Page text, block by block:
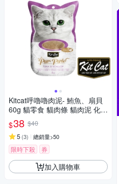
Kitcat呼嚕嚕肉泥- 鮪魚、扇貝
60g 貓零食 貓肉條 貓肉泥 化毛
牛磺酸
$38 $40
5 (3) 總銷量>50
限時下殺 券
加入購物車